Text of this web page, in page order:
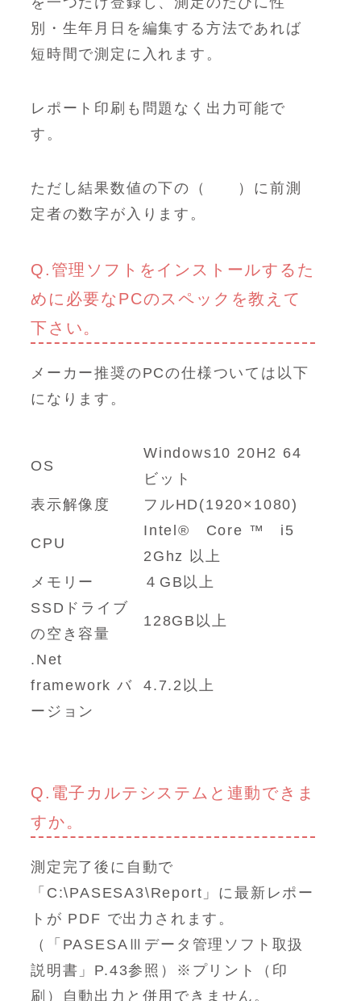
別・生年月日を編集する方法であれば
短時間で測定に入れます。
レポート印刷も問題なく出力可能で
す。
ただし結果数値の下の（ ）に前測
定者の数字が入ります。
Q.管理ソフトをインストールするた
めに必要なPCのスペックを教えて
下さい。
メーカー推奨のPCの仕様ついては以下
になります。
OS
Windows10 20H2 64
ビット
表示解像度
フルHD(1920×1080)
CPU
Intel® Core ™ i5
2Ghz 以上
メモリー
４GB以上
SSDドライブ
の空き容量
128GB以上
.Net
framework バ
ージョン
4.7.2以上
Q.電子カルテシステムと連動できま
すか。
測定完了後に自動で
「C:\PASESA3\Report」に最新レポー
トが PDF で出力されます。
（「PASESAⅢデータ管理ソフト取扱
説明書」P.43参照）※プリント（印
刷）自動出力と併用できません。